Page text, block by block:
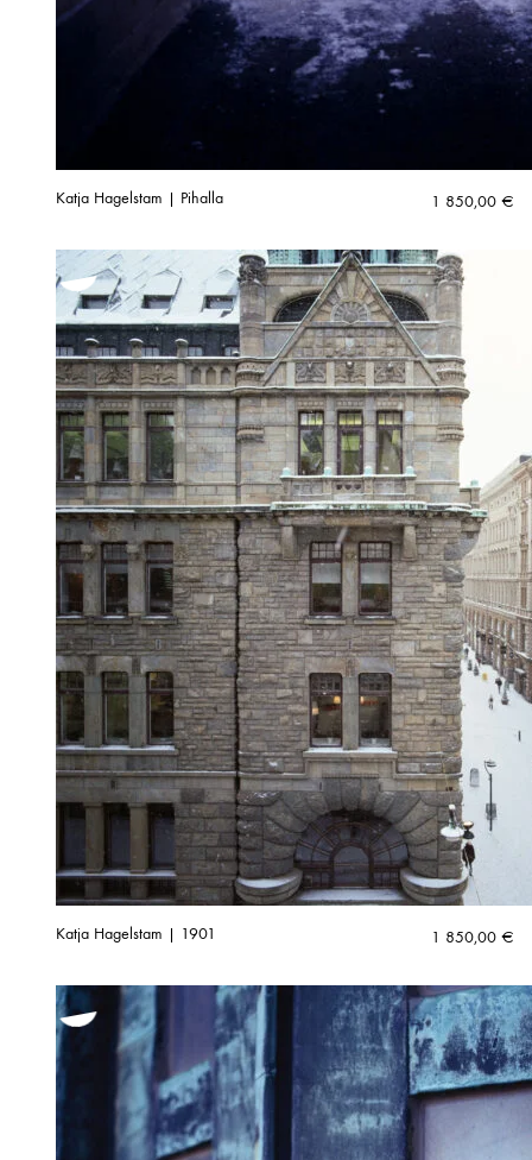
Katja Hagelstam | Pihalla 1 850,00 €
Katja Hagelstam | 1901 1 850,00 €